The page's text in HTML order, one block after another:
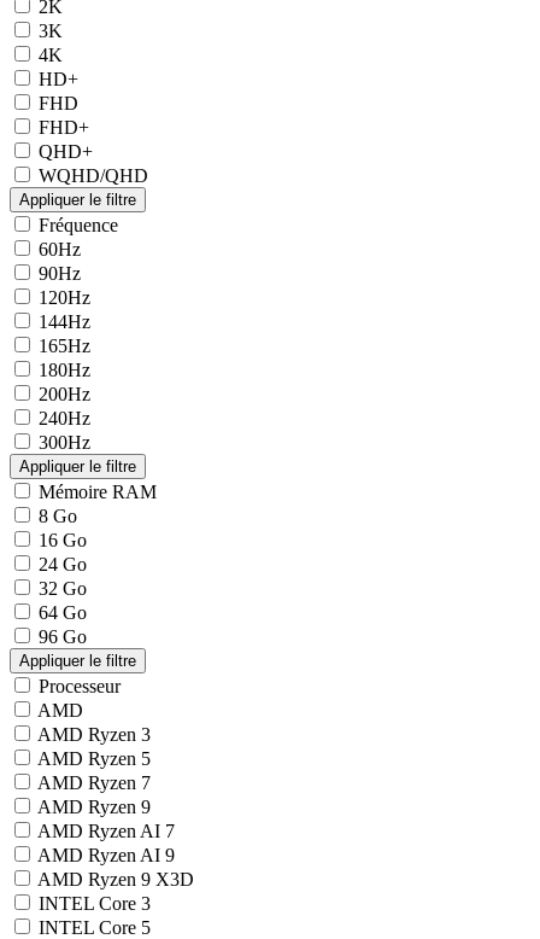
2K
3K
4K
HD+
FHD
FHD+
QHD+
WQHD/QHD
Fréquence
60Hz
90Hz
120Hz
144Hz
165Hz
180Hz
200Hz
240Hz
300Hz
Mémoire RAM
8 Go
16 Go
24 Go
32 Go
64 Go
96 Go
Processeur
AMD
AMD Ryzen 3
AMD Ryzen 5
AMD Ryzen 7
AMD Ryzen 9
AMD Ryzen AI 7
AMD Ryzen AI 9
AMD Ryzen 9 X3D
INTEL Core 3
INTEL Core 5